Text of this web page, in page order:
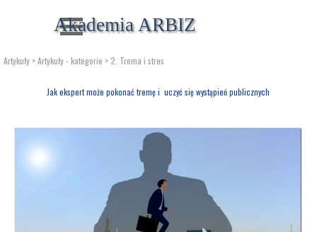
Pomiń menu
Akademia ARBIZ
Artykuły > Artykuły - kategorie > 2. Trema i stres
Jak ekspert może pokonać tremę i  uczyć się wystąpień publicznych